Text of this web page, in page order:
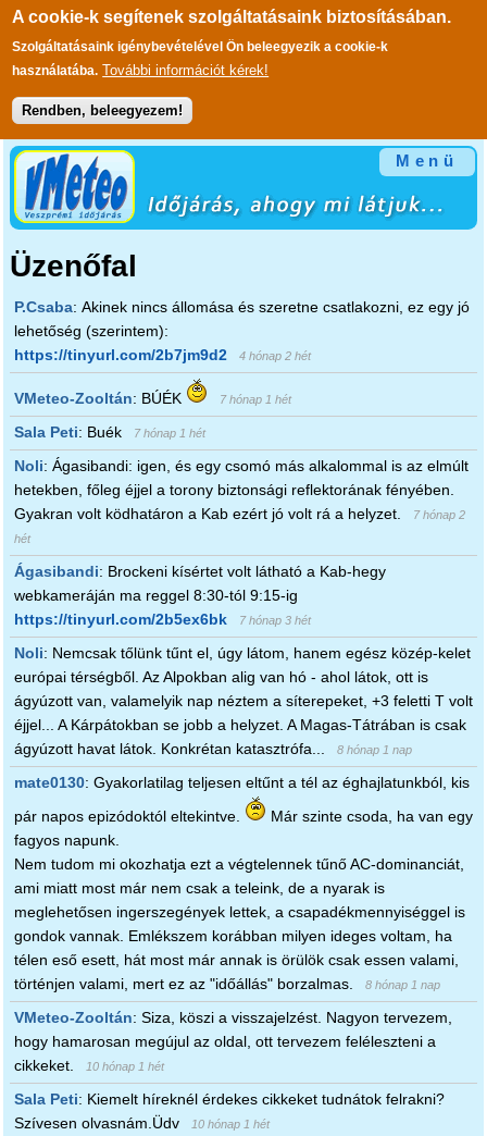
A cookie-k segítenek szolgáltatásaink biztosításában.
Szolgáltatásaink igénybevételével Ön beleegyezik a cookie-k
használatába. További információt kérek!
Rendben, beleegyezem!
Ugrás a tartalomra
Menü
Üzenőfal
P.Csaba: Akinek nincs állomása és szeretne csatlakozni, ez egy jó
lehetőség (szerintem):
https://tinyurl.com/2b7jm9d2
4 hónap 2 hét
VMeteo-Zooltán: BÚÉK 7 hónap 1 hét
Sala Peti: Buék 7 hónap 1 hét
Noli: Ágasibandi: igen, és egy csomó más alkalommal is az elmúlt
hetekben, főleg éjjel a torony biztonsági reflektorának fényében.
Gyakran volt ködhatáron a Kab ezért jó volt rá a helyzet.
7 hónap 2
hét
Ágasibandi: Brockeni kísértet volt látható a Kab-hegy
webkameráján ma reggel 8:30-tól 9:15-ig
https://tinyurl.com/2b5ex6bk
7 hónap 3 hét
Noli: Nemcsak tőlünk tűnt el, úgy látom, hanem egész közép-kelet
európai térségből. Az Alpokban alig van hó - ahol látok, ott is
ágyúzott van, valamelyik nap néztem a síterepeket, +3 feletti T volt
éjjel... A Kárpátokban se jobb a helyzet. A Magas-Tátrában is csak
ágyúzott havat látok. Konkrétan katasztrófa...
8 hónap 1 nap
mate0130: Gyakorlatilag teljesen eltűnt a tél az éghajlatunkból, kis
pár napos epizódoktól eltekintve.
Már szinte csoda, ha van egy
fagyos napunk.
Nem tudom mi okozhatja ezt a végtelennek tűnő AC-dominanciát,
ami miatt most már nem csak a teleink, de a nyarak is
meglehetősen ingerszegények lettek, a csapadékmennyiséggel is
gondok vannak. Emlékszem korábban milyen ideges voltam, ha
télen eső esett, hát most már annak is örülök csak essen valami,
történjen valami, mert ez az "időállás" borzalmas.
8 hónap 1 nap
VMeteo-Zooltán: Siza, köszi a visszajelzést. Nagyon tervezem,
hogy hamarosan megújul az oldal, ott tervezem feléleszteni a
cikkeket.
10 hónap 1 hét
Sala Peti: Kiemelt híreknél érdekes cikkeket tudnátok felrakni?
Szívesen olvasnám.Üdv
10 hónap 1 hét